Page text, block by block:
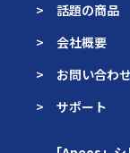
> 話題の商品
> 会社概要
> お問い合わせ
> サポート